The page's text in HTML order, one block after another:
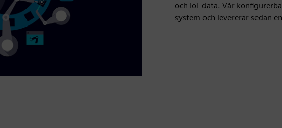
och IoT-data. Vår
system och levererar sedan